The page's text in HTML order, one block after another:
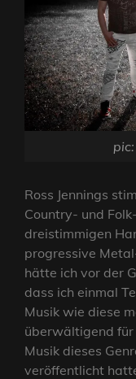
Ross Jennings
Country- und
dreistimmigen
progressive
hätte ich vor der
dass ich einmal
Musik wie diese
überwältigend für
Musik dieses
veröffentlicht